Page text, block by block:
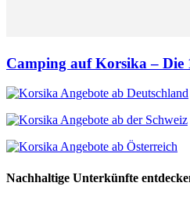
Camping auf Korsika – Die
Nachhaltige Unterkünfte